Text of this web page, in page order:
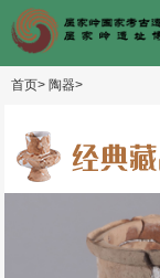
首页> 陶器>